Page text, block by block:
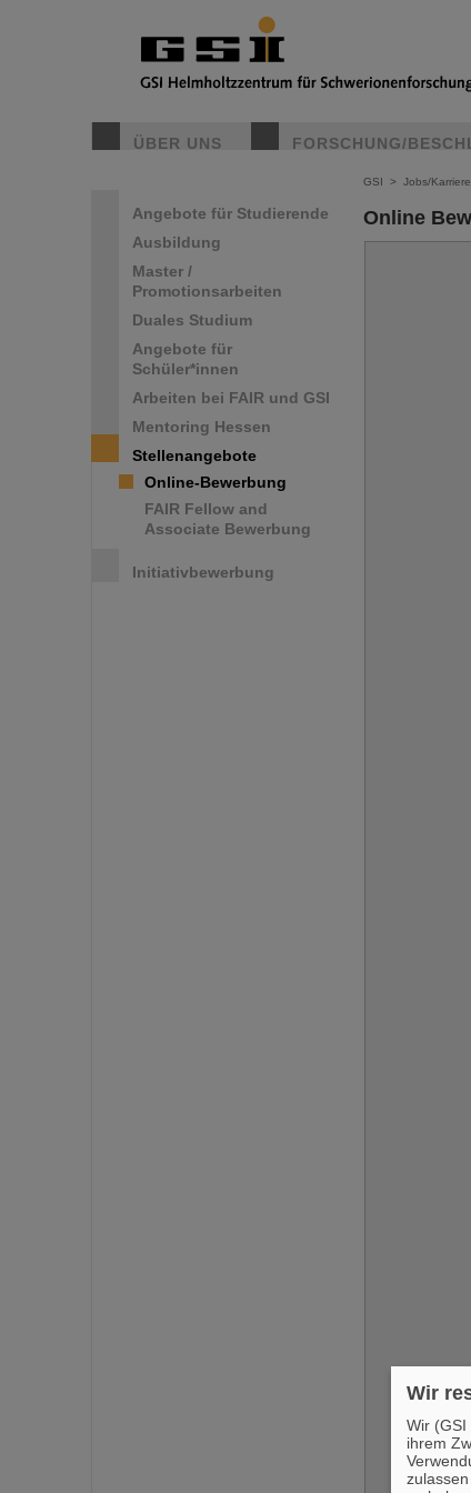
ÜBER UNS FORSCHUNG/
Angebote für Studierende
Ausbildung
Master /
Promotionsarbeiten
Duales Studium
Angebote für
Schüler*innen
Arbeiten bei FAIR und GSI
Mentoring Hessen
Stellenangebote
Online-Bewerbung
FAIR Fellow and
Associate Bewerbung
Initiativbewerbung
GSI > Jobs/Karriere
Online
Wir
Wir (GSI
ihrem